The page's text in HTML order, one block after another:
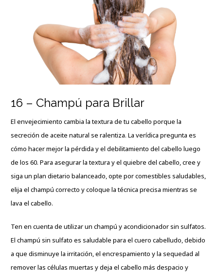
16 – Champú para Brillar
El envejecimiento cambia la textura de tu cabello porque la
secreción de aceite natural se ralentiza. La verídica pregunta es
cómo hacer mejor la pérdida y el debilitamiento del cabello luego
de los 60. Para asegurar la textura y el quiebre del cabello, cree y
siga un plan dietario balanceado, opte por comestibles saludables,
elija el champú correcto y coloque la técnica precisa mientras se
lava el cabello.
Ten en cuenta de utilizar un champú y acondicionador sin sulfatos.
El champú sin sulfato es saludable para el cuero cabelludo, debido
a que disminuye la irritación, el encrespamiento y la sequedad al
remover las células muertas y deja el cabello más despacio y